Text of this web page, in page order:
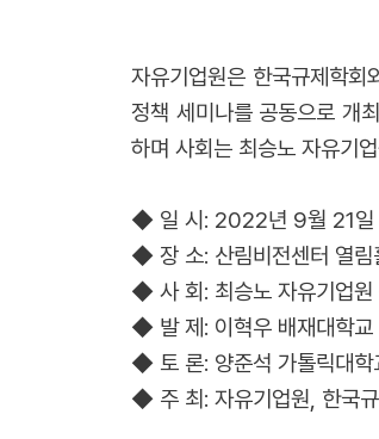
자유기업원은 한국규제학
정책 세미나를 공동으로 개
하며 사회는 최승노 자유기
◆ 일 시: 2022년 9월 21일
◆ 장 소: 산림비전센터 열림
◆ 사 회: 최승노 자유기업원
◆ 발 제: 이혁우 배재대학교
◆ 토 론: 양준석 가톨릭대학
◆ 주 최: 자유기업원, 한국규